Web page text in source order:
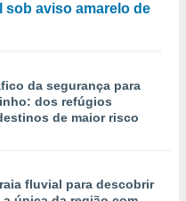
sob aviso amarelo de
da segurança para
dos refúgios
de maior risco
fluvial para descobrir